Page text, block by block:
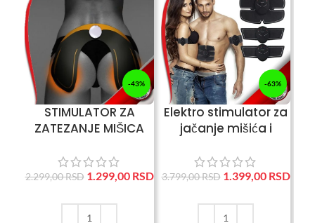
-43%
STIMULATOR ZA
ZATEZANJE MIŠICA
2.299,00RSD 1.299,00 RSD
-63%
Elektro stimulator za
jačanje mišića i
3.799,00RSD 1.399,00 RSD